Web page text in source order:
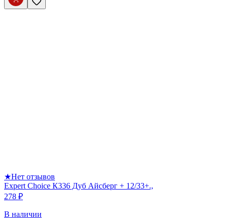
★Нет отзывов
Expert Choice К336 Дуб Айсберг + 12/33+.,
278 ₽
В наличии